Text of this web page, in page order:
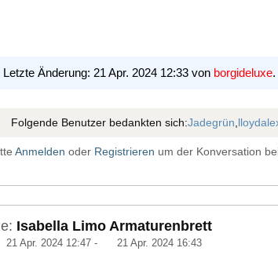
Letzte Änderung: 21 Apr. 2024 12:33 von borgideluxe.
Folgende Benutzer bedankten sich:Jadegrün
Anmelden oder Registrieren um der Konversation
Isabella Limo Armaturenbrett
21 Apr. 2024 12:47 - 21 Apr. 2024 16:43